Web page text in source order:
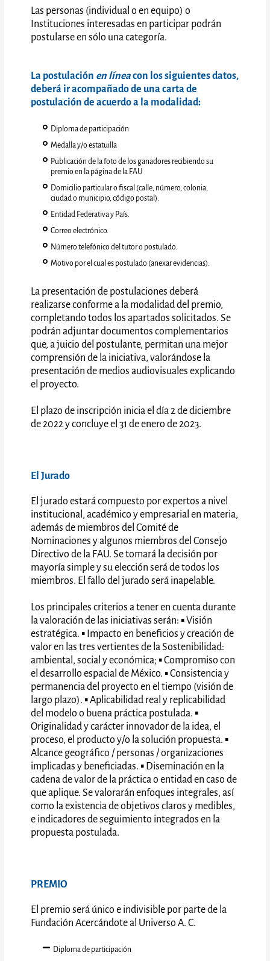
Las personas (individual o en equipo) o
Instituciones interesadas en participar podrán
postularse en sólo una categoría.
La postulación en líneacon los siguientes datos,
deberá ir acompañado de una carta de
postulación de acuerdo a la modalidad:
Diploma de participación
Medalla y/o estatuilla
Publicación de la foto de los ganadores recibiendo su
premio en la página de la FAU
Domicilio particular o fiscal (calle, número, colonia,
ciudad o municipio, código postal).
Entidad Federativa y País.
Correo electrónico.
Número telefónico del tutor o postulado.
Motivo por el cual es postulado (anexar evidencias).
La presentación de postulaciones deberá
realizarse conforme a la modalidad del premio,
completando todos los apartados solicitados. Se
podrán adjuntar documentos complementarios
que, a juicio del postulante, permitan una mejor
comprensión de la iniciativa, valorándose la
presentación de medios audiovisuales explicando
el proyecto.
El plazo de inscripción inicia el día 2 de diciembre
de 2022 y concluye el 31 de enero de 2023.
El Jurado
El jurado estará compuesto por expertos a nivel
institucional, académico y empresarial en materia,
además de miembros del Comité de
Nominaciones y algunos miembros del Consejo
Directivo de la FAU. Se tomará la decisión por
mayoría simple y su elección será de todos los
miembros. El fallo del jurado será inapelable.
Los principales criterios a tener en cuenta durante
la valoración de las iniciativas serán: ▪ Visión
estratégica. ▪ Impacto en beneficios y creación de
valor en las tres vertientes de la Sostenibilidad:
ambiental, social y económica; ▪ Compromiso con
el desarrollo espacial de México. ▪ Consistencia y
permanencia del proyecto en el tiempo (visión de
largo plazo). ▪ Aplicabilidad real y replicabilidad
del modelo o buena práctica postulada. ▪
Originalidad y carácter innovador de la idea, el
proceso, el producto y/o la solución propuesta. ▪
Alcance geográfico / personas / organizaciones
implicadas y beneficiadas. ▪ Diseminación en la
cadena de valor de la práctica o entidad en caso de
que aplique. Se valorarán enfoques integrales, así
como la existencia de objetivos claros y medibles,
e indicadores de seguimiento integrados en la
propuesta postulada.
PREMIO
El premio será único e indivisible por parte de la
Fundación Acercándote al Universo A. C.
Diploma de participación